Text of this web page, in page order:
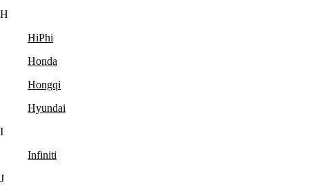
H
HiPhi
Honda
Hongqi
Hyundai
I
Infiniti
J